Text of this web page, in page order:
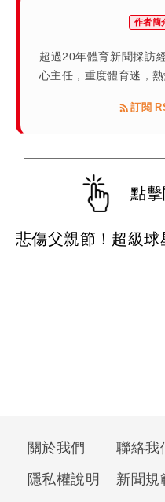
作者簡
超過20年體育新聞採訪
心主任，重度體育迷，熱
訂閱
點
關於我們
聯絡我
隱私權說明
新聞規